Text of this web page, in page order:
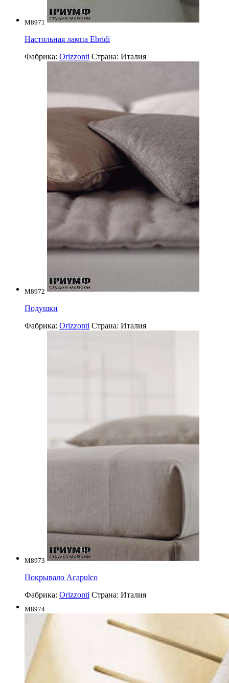
M8971
Настольная лампа Ebridi
Фабрика: Orizzonti Страна: Италия
M8972
Подушки
Фабрика: Orizzonti Страна: Италия
M8973
Покрывало Acapulco
Фабрика: Orizzonti Страна: Италия
M8974